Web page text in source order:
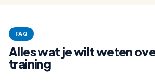
FAQ
Alles wat je wilt weten
training